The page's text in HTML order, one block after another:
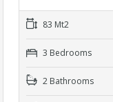
83 Mt2
3 Bedrooms
2 Bathrooms